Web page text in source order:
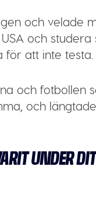
och velade
och studera
för att inte testa.
och fotbollen
och
UNDER